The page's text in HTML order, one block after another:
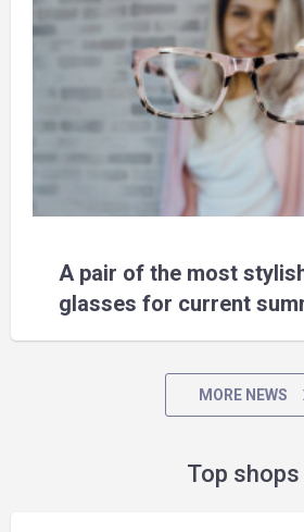
A pair of the most
glasses for current
MORE NEWS
Top shops